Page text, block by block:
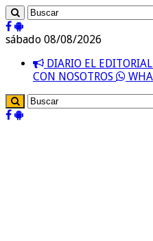
sábado 08/08/2026
DIARIO EL
CON NOSOTROS